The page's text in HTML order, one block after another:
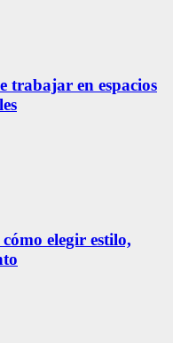
trabajar en espacios
elegir estilo,